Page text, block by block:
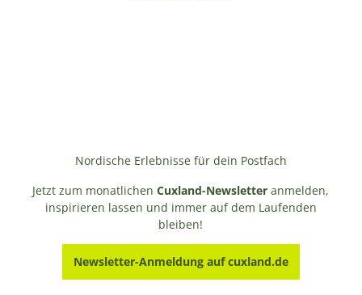
Nordische Erlebnisse für dein Postfach
Jetzt zum monatlichenCuxland-Newsletter anmelden,
inspirieren lassen und immer auf dem Laufenden
bleiben!
Newsletter-Anmeldung auf cuxland.de